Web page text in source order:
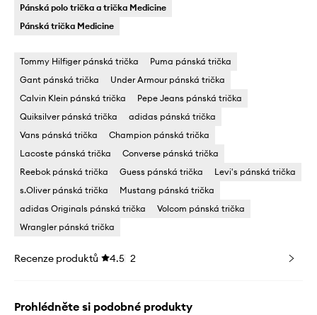
Pánská polo trička a trička Medicine
Pánská trička Medicine
Tommy Hilfiger pánská trička
Puma pánská trička
Gant pánská trička
Under Armour pánská trička
Calvin Klein pánská trička
Pepe Jeans pánská trička
Quiksilver pánská trička
adidas pánská trička
Vans pánská trička
Champion pánská trička
Lacoste pánská trička
Converse pánská trička
Reebok pánská trička
Guess pánská trička
Levi's pánská trička
s.Oliver pánská trička
Mustang pánská trička
adidas Originals pánská trička
Volcom pánská trička
Wrangler pánská trička
Recenze produktů 4.5 2
Prohlédněte si podobné produkty